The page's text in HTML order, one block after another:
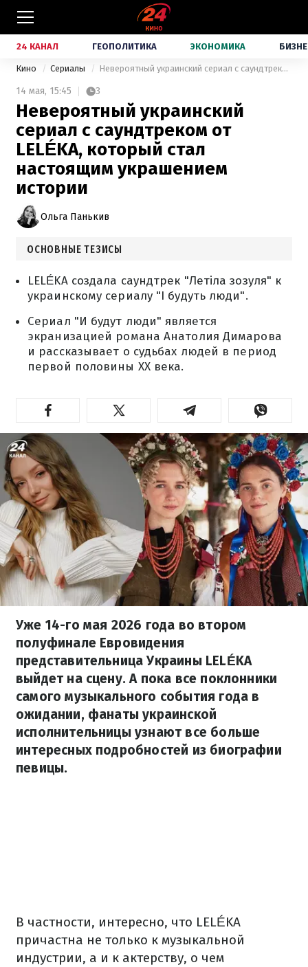
24 КАНАЛ ГЕОПОЛИТИКА ЭКОНОМИКА
Кино Сериалы Невероятный украинский сериал с саундтреком от LELÉKA, который стал настоящим украшением истории
14 мая, 15:45 3
Невероятный украинский
сериал с саундтреком от
LELÉKA, который стал
настоящим украшением
истории
Ольга Панькив
ОСНОВНЫЕ ТЕЗИСЫ
LELÉKA создала саундтрек "Летіла зозуля" к
украинскому сериалу "І будуть люди".
Сериал "И будут люди" является
экранизацией романа Анатолия Димарова
и рассказывает о судьбах людей в период
первой половины ХХ века.
Уже 14-го мая 2026 года во втором
полуфинале Евровидения
представительница Украины LELÉKA
выйдет на сцену. А пока все поклонники
самого музыкального события года в
ожидании, фанаты украинской
исполнительницы узнают все больше
интересных подробностей из биографии
певицы.
В частности, интересно, что LELÉKA
причастна не только к музыкальной
индустрии, а и к актерству, о чем